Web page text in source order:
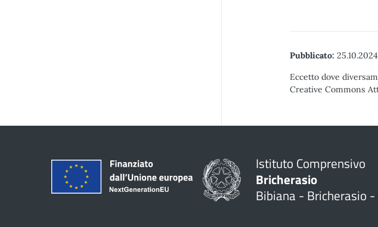
Pubblicato: 25.10.2024
Eccetto dove
Creative Commons
Istituto Comprensivo
Bricherasio
Bibiana - Bricherasio